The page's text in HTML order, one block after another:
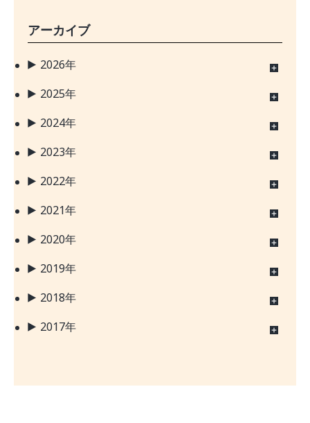
アーカイブ
2026年
2025年
2024年
2023年
2022年
2021年
2020年
2019年
2018年
2017年